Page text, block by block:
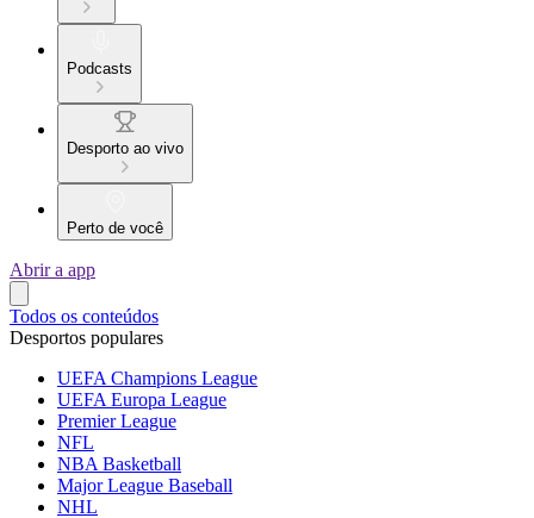
Podcasts
Desporto ao vivo
Perto de você
Abrir a app
Todos os conteúdos
Desportos populares
UEFA Champions League
UEFA Europa League
Premier League
NFL
NBA Basketball
Major League Baseball
NHL